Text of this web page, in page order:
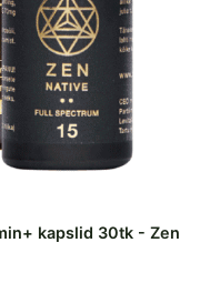
kapslid 30tk - Zen